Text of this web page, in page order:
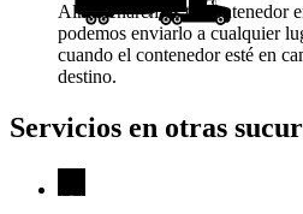
Almacenaremos tu contenedor
podemos enviarlo a cualquier
cuando el contenedor esté en
destino.
Servicios en otras